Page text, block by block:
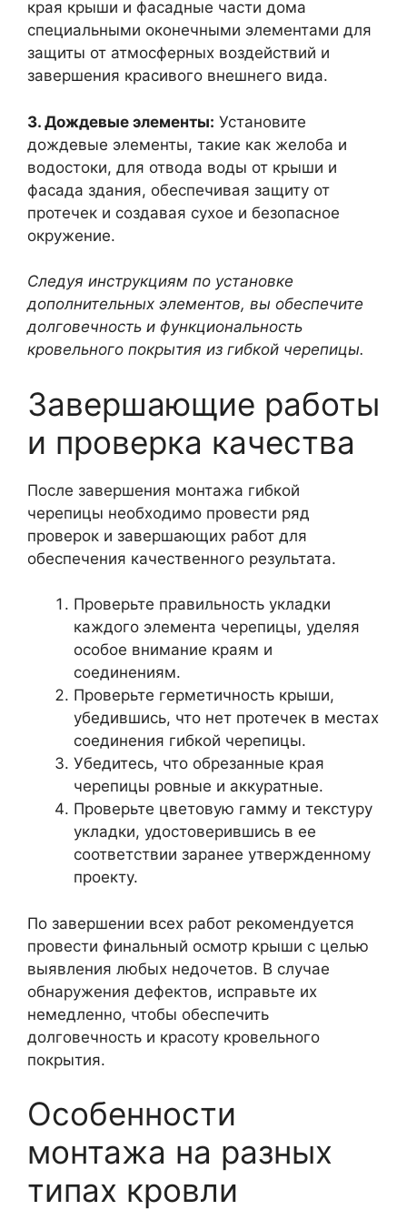
края крыши и фасадные части дома
специальными оконечными элементами для
защиты от атмосферных воздействий и
завершения красивого внешнего вида.
3. Дождевые элементы: Установите
дождевые элементы, такие как желоба и
водостоки, для отвода воды от крыши и
фасада здания, обеспечивая защиту от
протечек и создавая сухое и безопасное
окружение.
Следуя инструкциям по установке
дополнительных элементов, вы обеспечите
долговечность и функциональность
кровельного покрытия из гибкой черепицы.
Завершающие работы
и проверка качества
После завершения монтажа гибкой
черепицы необходимо провести ряд
проверок и завершающих работ для
обеспечения качественного результата.
Проверьте правильность укладки
каждого элемента черепицы, уделяя
особое внимание краям и
соединениям.
Проверьте герметичность крыши,
убедившись, что нет протечек в местах
соединения гибкой черепицы.
Убедитесь, что обрезанные края
черепицы ровные и аккуратные.
Проверьте цветовую гамму и текстуру
укладки, удостоверившись в ее
соответствии заранее утвержденному
проекту.
По завершении всех работ рекомендуется
провести финальный осмотр крыши с целью
выявления любых недочетов. В случае
обнаружения дефектов, исправьте их
немедленно, чтобы обеспечить
долговечность и красоту кровельного
покрытия.
Особенности
монтажа на разных
типах кровли